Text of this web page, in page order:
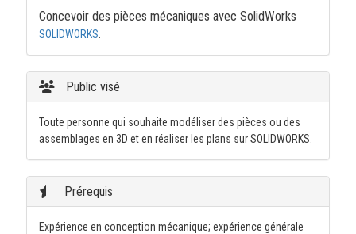
Concevoir des pièces mécaniques avec SolidWorks
SOLIDWORKS
Public visé
Toute personne qui souhaite modéliser des pièces ou des
assemblages en 3D et en réaliser les plans sur SOLIDWORKS.
Prérequis
Expérience en conception mécanique; expérience générale